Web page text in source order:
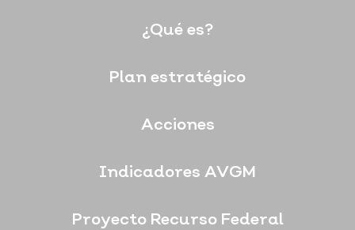
¿Qué es?
Plan estratégico
Acciones
Indicadores AVGM
Proyecto Recurso Federal